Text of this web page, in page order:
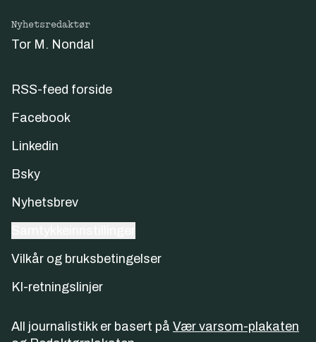
Nyhetsredaktør
Tor M. Nondal
RSS-feed forside
Facebook
Linkedin
Bsky
Nyhetsbrev
Vilkår og bruksbetingelser
KI-retningslinjer
All journalistikk er basert på Vær varsom-plakaten